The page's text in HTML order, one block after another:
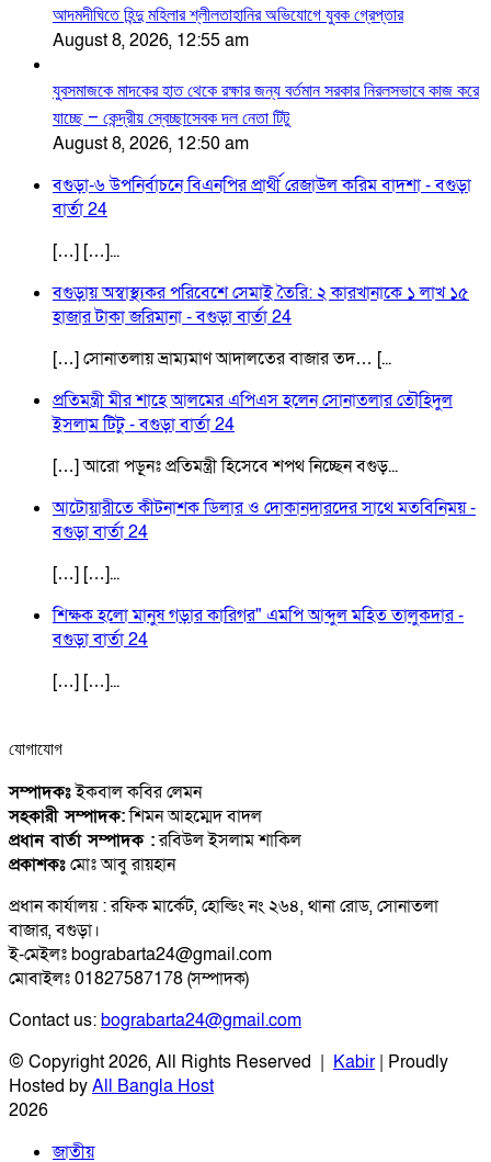
আদমদীঘিতে হিন্দু মহিলার শ্লীলতাহানির অভিযোগে যুবক গ্রেপ্তার
August 8, 2026, 12:55 am
যুবসমাজকে মাদকের হাত থেকে রক্ষার জন্য বর্তমান সরকার নিরলসভাবে কাজ করে
যাচ্ছে – কেন্দ্রীয় স্বেচ্ছাসেবক দল নেতা টিটু
August 8, 2026, 12:50 am
বগুড়া-৬ উপনির্বাচনে বিএনপির প্রার্থী রেজাউল করিম বাদশা - বগুড়া
বার্তা 24
[…] […]...
বগুড়ায় অস্বাস্থ্যকর পরিবেশে সেমাই তৈরি: ২ কারখানাকে ১ লাখ ১৫
হাজার টাকা জরিমানা - বগুড়া বার্তা 24
[…] সোনাতলায় ভ্রাম্যমাণ আদালতের বাজার তদ… [...
প্রতিমন্ত্রী মীর শাহে আলমের এপিএস হলেন সোনাতলার তৌহিদুল
ইসলাম টিটু - বগুড়া বার্তা 24
[…] আরো পড়ূনঃ প্রতিমন্ত্রী হিসেবে শপথ নিচ্ছেন বগুড়...
আটোয়ারীতে কীটনাশক ডিলার ও দোকানদারদের সাথে মতবিনিময় -
বগুড়া বার্তা 24
[…] […]...
শিক্ষক হলো মানুষ গড়ার কারিগর" এমপি আব্দুল মহিত তালুকদার -
বগুড়া বার্তা 24
[…] […]...
যোগাযোগ
সম্পাদকঃইকবাল কবির লেমন
সহকারী সম্পাদক:শিমন আহম্মেদ বাদল
প্রধান বার্তা সম্পাদক :রবিউল ইসলাম শাকিল
প্রকাশকঃমোঃ আবু রায়হান
প্রধান কার্যালয় : রফিক মার্কেট, হোল্ডিং নং ২৬৪, থানা রোড, সোনাতলা
বাজার, বগুড়া।
ই-মেইলঃ bograbarta24@gmail.com
মোবাইলঃ 01827587178 (সম্পাদক)
Contact us:bograbarta24@gmail.com
© Copyright 2026, All Rights Reserved | Kabir| Proudly
Hosted byAll Bangla Host
2026
জাতীয়